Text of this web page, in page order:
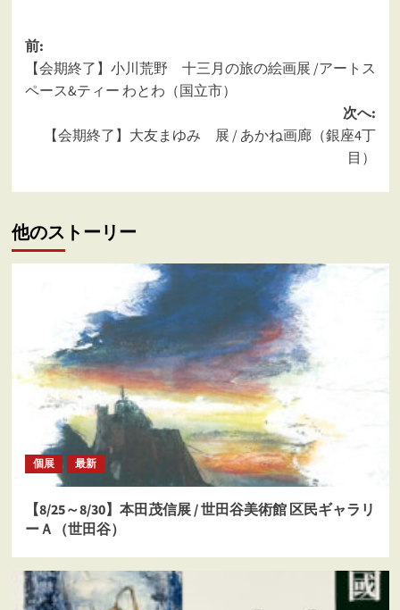
投
稿
ー
シ
ョ
前:
【会期終了】小川荒野 十三月の旅の絵画展 /アートス
ペース&ティー わとわ（国立市）
次へ:
【会期終了】大友まゆみ 展 / あかね画廊（銀座4丁
目）
他のストーリー
個展 最新
【8/25～8/30】本田茂信展 / 世田谷美術館 区民ギャラリ
ーＡ（世田谷）